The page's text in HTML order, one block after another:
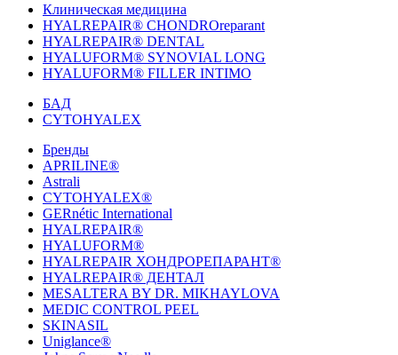
Клиническая медицина
HYALREPAIR® CHONDROreparant
HYALREPAIR® DENTAL
HYALUFORM® SYNOVIAL LONG
HYALUFORM® FILLER INTIMO
БАД
CYTOHYALEX
Бренды
APRILINE®
Astrali
CYTOHYALEX®
GERnétic International
HYALREPAIR®
HYALUFORM®
HYALREPAIR ХОНДРОРЕПАРАНТ®
HYALREPAIR® ДЕНТАЛ
MESALTERA BY DR. MIKHAYLOVA
MEDIC CONTROL PEEL
SKINASIL
Uniglance®